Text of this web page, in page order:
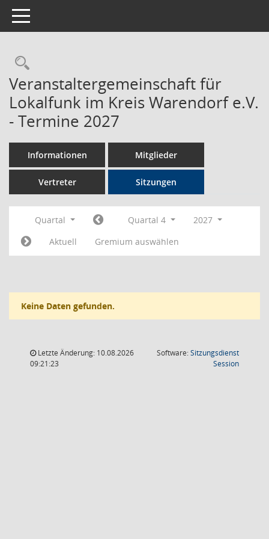
Toggle navigation
Rechercheauswahl
Veranstaltergemeinschaft für
Lokalfunk im Kreis Warendorf e.V.
- Termine 2027
Informationen Mitglieder
Vertreter Sitzungen
Quartal Quartal 4
2027
Aktuell
Gremium auswählen
Keine Daten gefunden.
Letzte Änderung: 10.08.2026
09:21:23
Software:Sitzungsdienst
Session(Wird in